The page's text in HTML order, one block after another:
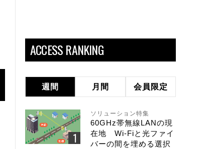
ACCESS RANKING
週間 月間 会員限定
ソリューション特集
60GHz帯無線LANの現
在地 Wi-Fiと光ファイ
バーの間を埋める選択